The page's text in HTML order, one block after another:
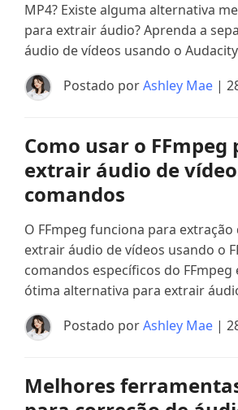
MP4? Existe alguma alternativa
para extrair áudio? Aprenda a
áudio de vídeos usando o
Postado porAshley Mae |
Como usar o FFmpeg
extrair áudio de
comandos
O FFmpeg funciona para extração
extrair áudio de vídeos usando o
comandos específicos do FFmpeg
ótima alternativa para extrair
Postado porAshley Mae |
Melhores